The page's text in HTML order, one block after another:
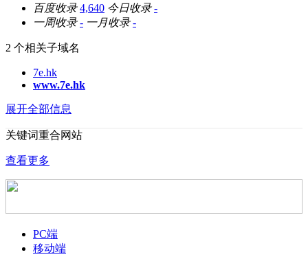
百度收录 4,640 今日收录 -
一周收录 - 一月收录 -
2 个相关子域名
7e.hk
www.7e.hk
展开全部信息
关键词重合网站
查看更多
PC端
移动端